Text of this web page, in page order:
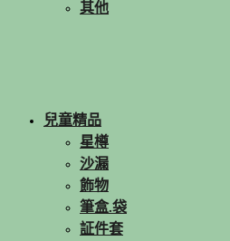
其他
兒童精品
星樽
沙漏
飾物
筆盒.袋
証件套